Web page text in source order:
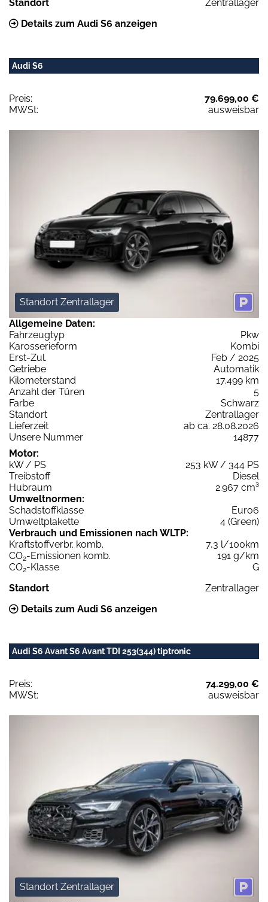
Standort
Zentrallager
Details zum Audi S6 anzeigen
Audi S6
Preis:
79.699,00 €
MWSt:
ausweisbar
Standort Zentrallager
Allgemeine Daten:
Fahrzeugtyp
Pkw
Karosserieform
Kombi
Erst-Zul.
Feb / 2025
Getriebe
Automatik
Kilometerstand
17.499 km
Anzahl der Türen
5
Farbe
Schwarz
Standort
Zentrallager
Lieferzeit
ab ca. 28.08.2026
Unsere Nummer
14877
Motor:
kW / PS
253 kW / 344 PS
Treibstoff
Diesel
Hubraum
2.967 cm³
Umweltnormen:
Schadstoffklasse
Euro6
Umweltplakette
4 (Green)
Verbrauch und Emissionen nach WLTP:
Kraftstoffverbr. komb.
7,3 l/100km
CO2-Emissionen komb.
191 g/km
CO2-Klasse
G
Standort
Zentrallager
Details zum Audi S6 anzeigen
Audi S6 Avant S6 Avant TDI 253(344) tiptronic
Preis:
74.299,00 €
MWSt:
ausweisbar
Standort Zentrallager